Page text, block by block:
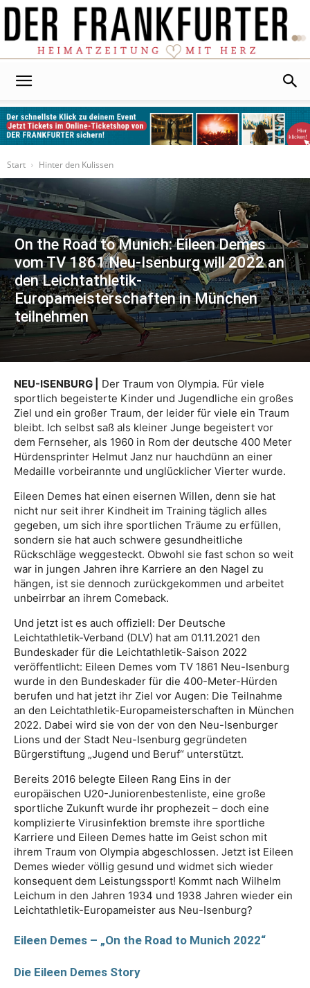
Start
Hinter den Kulissen
On the Road to Munich: Eileen Demes
vom TV 1861 Neu-Isenburg will 2022 an
den Leichtathletik-
Europameisterschaften in München
teilnehmen
NEU-ISENBURG |
Der Traum von Olympia. Für viele
sportlich begeisterte Kinder und Jugendliche ein großes
Ziel und ein großer Traum, der leider für viele ein Traum
bleibt. Ich selbst saß als kleiner Junge begeistert vor
dem Fernseher, als 1960 in Rom der deutsche 400 Meter
Hürdensprinter Helmut Janz nur hauchdünn an einer
Medaille vorbeirannte und unglücklicher Vierter wurde.
Eileen Demes hat einen eisernen Willen, denn sie hat
nicht nur seit ihrer Kindheit im Training täglich alles
gegeben, um sich ihre sportlichen Träume zu erfüllen,
sondern sie hat auch schwere gesundheitliche
Rückschläge weggesteckt. Obwohl sie fast schon so weit
war in jungen Jahren ihre Karriere an den Nagel zu
hängen, ist sie dennoch zurückgekommen und arbeitet
unbeirrbar an ihrem Comeback.
Und jetzt ist es auch offiziell: Der Deutsche
Leichtathletik-Verband (DLV) hat am 01.11.2021 den
Bundeskader für die Leichtathletik-Saison 2022
veröffentlicht: Eileen Demes vom TV 1861 Neu-Isenburg
wurde in den Bundeskader für die 400-Meter-Hürden
berufen und hat jetzt ihr Ziel vor Augen: Die Teilnahme
an den Leichtathletik-Europameisterschaften in München
2022. Dabei wird sie von der von den Neu-Isenburger
Lions und der Stadt Neu-Isenburg gegründeten
Bürgerstiftung „Jugend und Beruf“ unterstützt.
Bereits 2016 belegte Eileen Rang Eins in der
europäischen U20-Juniorenbestenliste, eine große
sportliche Zukunft wurde ihr prophezeit – doch eine
komplizierte Virusinfektion bremste ihre sportliche
Karriere und Eileen Demes hatte im Geist schon mit
ihrem Traum von Olympia abgeschlossen. Jetzt ist Eileen
Demes wieder völlig gesund und widmet sich wieder
konsequent dem Leistungssport! Kommt nach Wilhelm
Leichum in den Jahren 1934 und 1938 Jahren wieder ein
Leichtathletik-Europameister aus Neu-Isenburg?
Eileen Demes – „On the Road to Munich 2022“
Die Eileen Demes Story